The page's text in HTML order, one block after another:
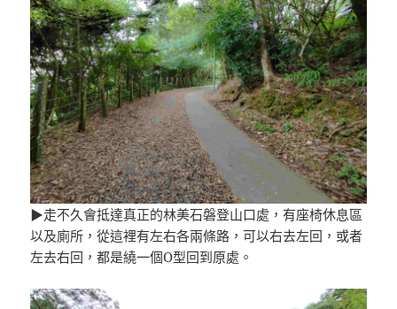
▶走不久會抵達真正的林美石磐登山口處，有座椅休息區
以及廁所，從這裡有左右各兩條路，可以右去左回，或者
左去右回，都是繞一個O型回到原處。